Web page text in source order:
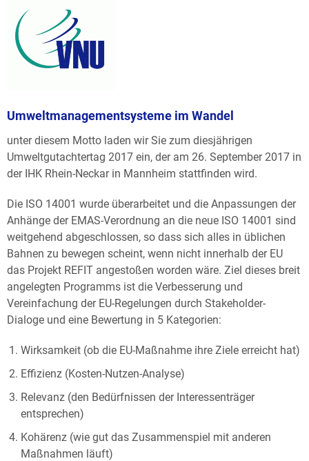
Umweltmanagementsysteme im Wandel
unter diesem Motto laden wir Sie zum diesjährigen
Umweltgutachtertag 2017 ein, der am 26. September 2017 in
der IHK Rhein-Neckar in Mannheim stattfinden wird.
Die ISO 14001 wurde überarbeitet und die Anpassungen der
Anhänge der EMAS-Verordnung an die neue ISO 14001 sind
weitgehend abgeschlossen, so dass sich alles in üblichen
Bahnen zu bewegen scheint, wenn nicht innerhalb der EU
das Projekt REFIT angestoßen worden wäre. Ziel dieses breit
angelegten Programms ist die Verbesserung und
Vereinfachung der EU-Regelungen durch Stakeholder-
Dialoge und eine Bewertung in 5 Kategorien:
Wirksamkeit (ob die EU-Maßnahme ihre Ziele erreicht hat)
Effizienz (Kosten-Nutzen-Analyse)
Relevanz (den Bedürfnissen der Interessenträger
entsprechen)
Kohärenz (wie gut das Zusammenspiel mit anderen
Maßnahmen läuft)